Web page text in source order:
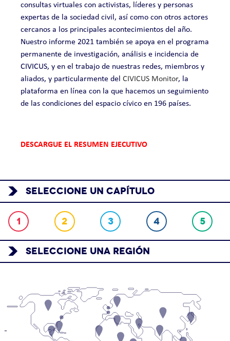
consultas virtuales con activistas, líderes y personas
expertas de la sociedad civil, así como con otros actores
cercanos a los principales acontecimientos del año.
Nuestro informe 2021 también se apoya en el programa
permanente de investigación, análisis e incidencia de
CIVICUS, y en el trabajo de nuestras redes, miembros y
aliados, y particularmente del CIVICUS Monitor, la
plataforma en línea con la que hacemos un seguimiento
de las condiciones del espacio cívico en 196 países.
DESCARGUE EL RESUMEN EJECUTIVO
SELECCIONE UN CAPÍTULO
1 2 3 4 5
SELECCIONE UNA REGIÓN